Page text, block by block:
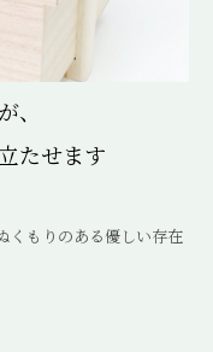
が、
たせます
くもりのある優しい存在